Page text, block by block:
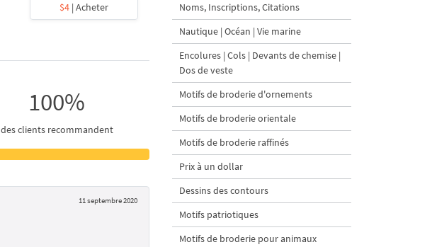
$4| Acheter $4| Acheter
100%
des clients recommandent
11 septembre 2020
Noms, Inscriptions, Citations
Nautique | Océan | Vie marine
Encolures | Cols | Devants de chemise |
Dos de veste
Motifs de broderie d'ornements
Motifs de broderie orientale
Motifs de broderie raffinés
Prix à un dollar
Dessins des contours
Motifs patriotiques
Motifs de broderie pour animaux